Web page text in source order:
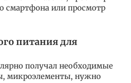
смартфона или просмотр
питания для
получал необходимые
микроэлементы, нужно